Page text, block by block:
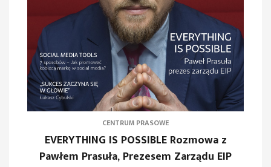
CENTRUM PRASOWE
EVERYTHING IS POSSIBLE Rozmowa z
Pawłem Prasuła, Prezesem Zarządu EIP